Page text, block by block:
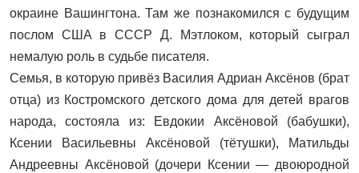
окраине Вашингтона. Там же познакомился с будущим
послом США в СССР Д. Мэтлоком, который сыграл
немалую роль в судьбе писателя.
Семья, в которую привёз Василия Адриан Аксёнов (брат
отца) из Костромского детского дома для детей врагов
народа, состояла из: Евдокии Аксёновой (бабушки),
Ксении Васильевны Аксёновой (тётушки), Матильды
Андреевны Аксёновой (дочери Ксении — двоюродной